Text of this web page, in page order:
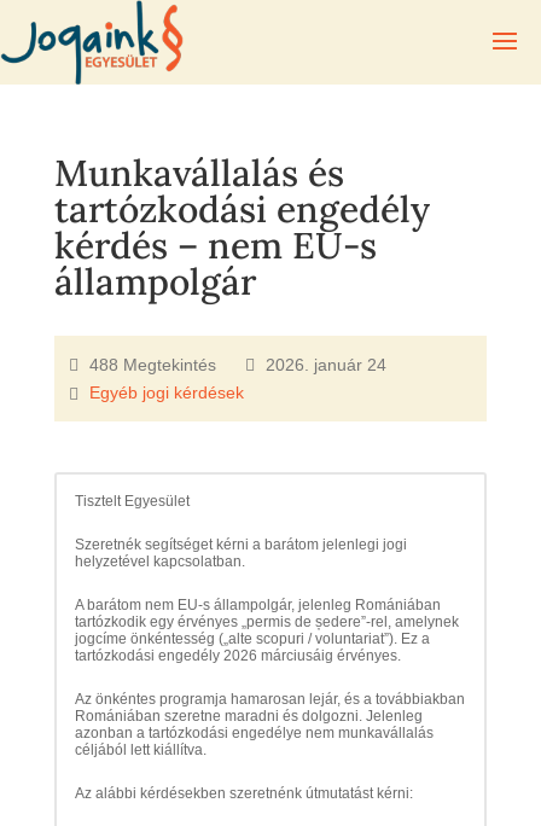
Munkavállalás és
tartózkodási engedély
kérdés – nem EU-s
állampolgár
488 Megtekintés
2026. január 24
Egyéb jogi kérdések
Tisztelt Egyesület
Szeretnék segítséget kérni a barátom jelenlegi jogi
helyzetével kapcsolatban.
A barátom nem EU-s állampolgár, jelenleg Romániában
tartózkodik egy érvényes „permis de ședere”-rel, amelynek
jogcíme önkéntesség („alte scopuri / voluntariat”). Ez a
tartózkodási engedély 2026 márciusáig érvényes.
Az önkéntes programja hamarosan lejár, és a továbbiakban
Romániában szeretne maradni és dolgozni. Jelenleg
azonban a tartózkodási engedélye nem munkavállalás
céljából lett kiállítva.
Az alábbi kérdésekben szeretnénk útmutatást kérni: